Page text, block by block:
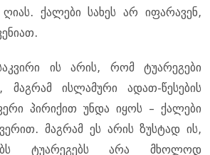
ქალები სახეს არ იფარავენ,
ის არის, რომ ტუარეგები
მაგრამ ისლამური ადათ-წესების
პირიქით უნდა იყოს – ქალები
მაგრამ ეს არის ზუსტად ის,
ტუარეგებს არა მხოლოდ